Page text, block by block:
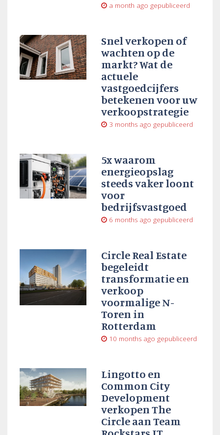
a month ago gepubliceerd
Snel verkopen of
wachten op de
markt? Wat de
actuele
vastgoedcijfers
betekenen voor uw
verkoopstrategie
3 months ago gepubliceerd
5x waarom
energieopslag
steeds vaker loont
voor
bedrijfsvastgoed
6 months ago gepubliceerd
Circle Real Estate
begeleidt
transformatie en
verkoop
voormalige N-
Toren in
Rotterdam
10 months ago gepubliceerd
Lingotto en
Common City
Development
verkopen The
Circle aan Team